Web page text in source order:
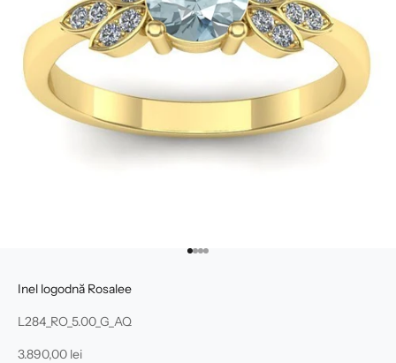
Mergi la articolul 1
Mergi la articolul 2
Mergi la articolul 3
Mergi la articolul 4
Inel logodnă Rosalee
L284_RO_5.00_G_AQ
Preț redus
3.890,00 lei